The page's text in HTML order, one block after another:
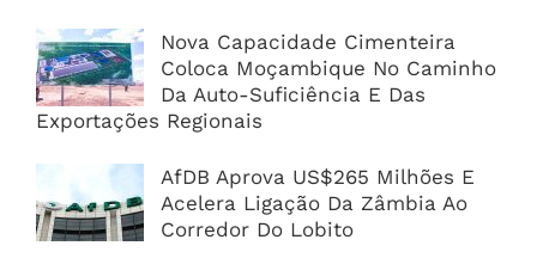
Nova Capacidade Cimenteira
Coloca Moçambique No Caminho
Da Auto-Suficiência E Das
Exportações Regionais
AfDB Aprova US$265 Milhões E
Acelera Ligação Da Zâmbia Ao
Corredor Do Lobito